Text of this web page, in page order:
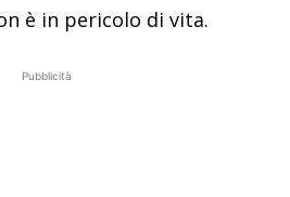
è in pericolo di vita.
Pubblicità